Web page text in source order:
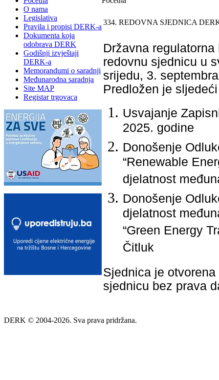
O nama
Legislativa
Pravila i propisi DERK-a
Dokumenta koja
odobrava DERK
Godišnji izvještaji
DERK-a
Memorandumi o saradnji
Međunarodna saradnja
Site MAP
Registar trgovaca
334. REDOVNA SJEDNICA
Državna
redovnu sjednicu u
srijedu, 3.
Predložen je
Usvajanje
2025. godine
Donošenje
“Renewable
djelatnost
Donošenje
djelatnost
“Green Energy
Čitluk
Sjednica je
sjednicu bez prava
DERK © 2004-2026. Sva prava pridržana.